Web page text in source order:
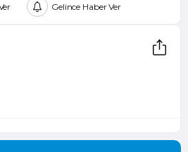
Gelince Haber Ver